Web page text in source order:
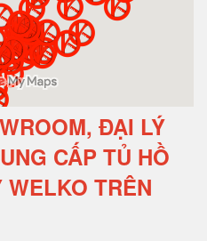
ĐẠI LÝ
CẤP TỦ HỒ
WELKO TRÊN